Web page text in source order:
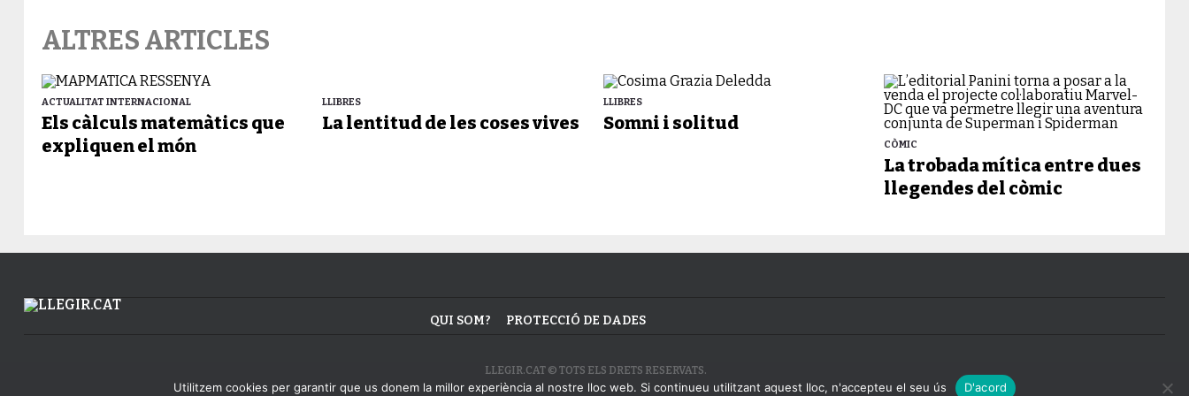
ALTRES ARTICLES
ACTUALITAT INTERNACIONAL
Els càlculs matemàtics que
expliquen el món
LLIBRES
La lentitud de les coses vives
LLIBRES
Somni i solitud
CÒMIC
La trobada mítica entre dues
llegendes del còmic
QUI SOM? PROTECCIÓ DE DADES
LLEGIR.CAT © TOTS ELS DRETS RESERVATS.
Utilitzem cookies per garantir que us donem la millor experiència al nostre lloc web. Si continueu utilitzant aquest lloc, n'accepteu el seu ús D'acord